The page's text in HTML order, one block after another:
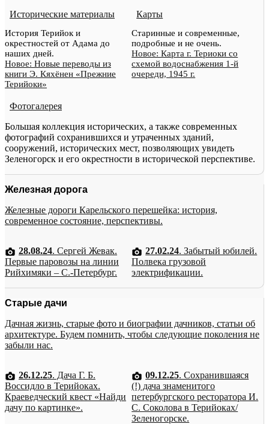
Исторические материалы
История Терийок и
окрестностей от Адама до
наших дней.
Новое: Новые переводы из
книги Э. Кяхёнен «Прежние
Терийоки»
Карты
Старинные и современные,
подробные и не очень.
Новое: Карта г. Териоки со
схемой водоснабжения 1-й
очереди, 1945 г.
Фотогалерея
Большая коллекция исторических, а также современных
фотографий сохранившихся и утраченных зданий,
сооружений, исторических мест, позволяющих увидеть
Зеленогорск и его окрестности в исторической перспективе.
Железная дорога
Железные дороги Карельского перешейка: история,
современное состояние, перспективы.
28.08.24. Сергей Жевак.
Первые паровозы на линии
Рийхимяки – С.-Петербург.
27.02.24. Забытый юбилей.
Полвека грузовой
электрификации.
Старые дачи
Дачная жизнь, старые фото и биографии дачников, статьи об
архитектуре. Будем помнить, чтобы следующие поколения не
забыли нас.
26.12.25. Дача Г. Б.
Воссидло в Терийоках.
Краеведческий квест «Найди
дачу по картинке».
09.12.25. Сохранившаяся
(!) дача знаменитого
петербургского ресторатора И.
С. Соколова в Терийоках/
Зеленогорске.